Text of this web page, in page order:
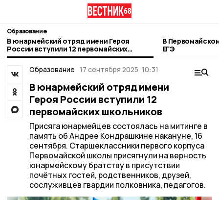
Образование
В юнармейский отряд имени Героя
России вступили 12 первомайских
школьников
В
ЕГЭ
Образование 17 сентября 2025, 10:31
В юнармейский отряд имени
Героя России вступили 12
первомайских школьников
Присяга юнармейцев состоялась на митинге в
память об Андрее Кондрашкине накануне, 16
сентября. Старшеклассники первого корпуса
Первомайской школы присягнули на верность
юнармейскому братству в присутствии
почётных гостей, родственников, друзей,
сослуживцев гвардии полковника, педагогов.